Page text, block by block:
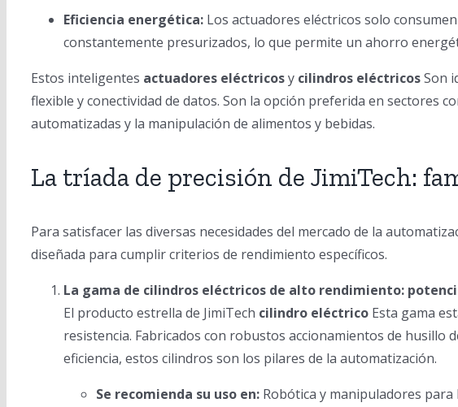
Eficiencia energética:Los actuadores eléctricos solo
constantemente presurizados, lo que permite un ahorro
Estos inteligentes actuadores eléctricosy cilindros eléctricosSon
flexible y conectividad de datos. Son la opción preferida en sectores
automatizadas y la manipulación de alimentos y bebidas.
La tríada de precisión de JimiTech:
Para satisfacer las diversas necesidades del mercado de la
diseñada para cumplir criterios de rendimiento específicos.
La gama de cilindros eléctricos de alto rendimiento:
El producto estrella de JimiTech cilindro eléctricoEsta gama
resistencia. Fabricados con robustos accionamientos de
eficiencia, estos cilindros son los pilares de la automatización.
Se recomienda su uso en:Robótica y manipuladores para